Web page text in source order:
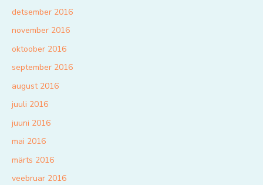
detsember 2016
november 2016
oktoober 2016
september 2016
august 2016
juuli 2016
juuni 2016
mai 2016
märts 2016
veebruar 2016